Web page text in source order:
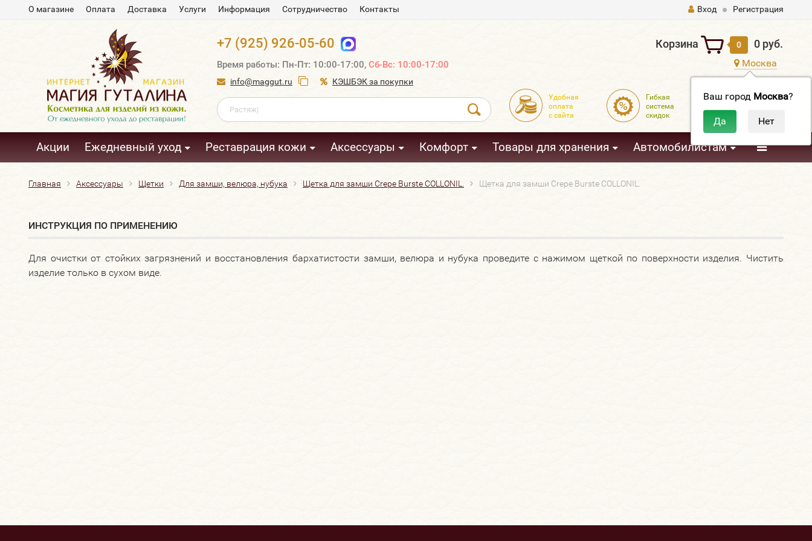
О магазине Оплата Доставка Услуги Информация Сотрудничество Контакты Вход Регистрация
+7 (925) 926-05-60
Время работы: Пн-Пт: 10:00-17:00, Сб-Вс: 10:00-17:00
info@maggut.ru КЭШБЭК за покупки
Корзина 0 0 руб.
Москва
Ваш город Москва?
Удобная
оплата
с сайта
Гибкая
система
скидок
Доставка
Акции Ежедневный уход Реставрация кожи Аксессуары Комфорт Товары для хранения Автомобилистам
Главная Аксессуары Щетки Для замши, велюра, нубука Щетка для замши Crepe Burste COLLONIL. Щетка для замши Crepe Burste COLLONIL.
ИНСТРУКЦИЯ ПО ПРИМЕНЕНИЮ
Для очистки от стойких загрязнений и восстановления бархатистости замши, велюра и нубука проведите с нажимом щеткой по поверхности изделия. Чистить
изделие только в сухом виде.